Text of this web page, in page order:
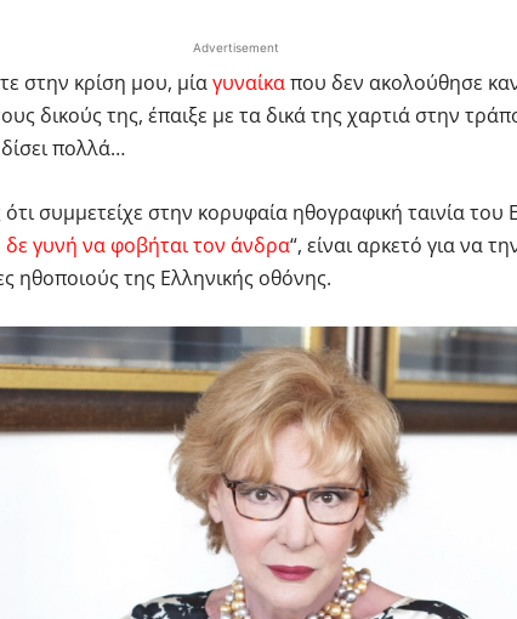
Advertisement
στην κρίση μου, μίαγυναίκαπου δεν ακολούθησε
δικούς της, έπαιξε με τα δικά της χαρτιά στην
πολλά…
συμμετείχε στην κορυφαία ηθογραφική ταινία του
δε γυνή να φοβήται τον άνδρα“, είναι αρκετό για να
ηθοποιούς της Ελληνικής οθόνης.